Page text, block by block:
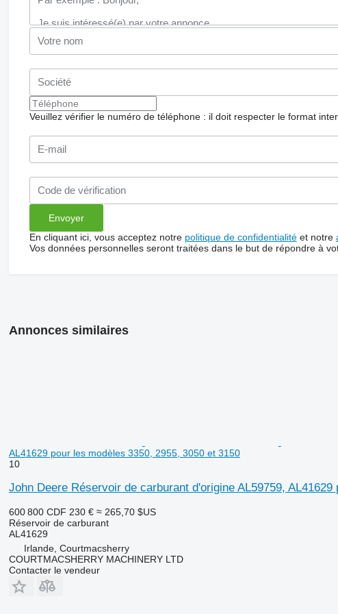
Veuillez vérifier le numéro de téléphone : il doit respecter le format
En cliquant ici, vous acceptez notre politique de confidentialitéet notre
Vos données personnelles seront traitées dans le but de répondre à
Annonces similaires
AL41629 pour les modèles 3350, 2955, 3050 et 3150
10
John Deere Réservoir de carburant d'origine AL59759,
600 800 CDF 230 € ≈ 265,70 $US
Réservoir de carburant
AL41629
Irlande, Courtmacsherry
COURTMACSHERRY MACHINERY LTD
Contacter le vendeur